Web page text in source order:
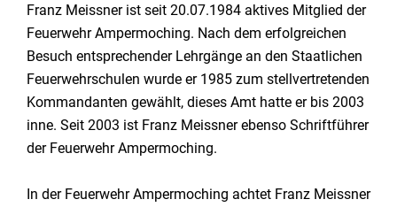
Franz Meissner ist seit 20.07.1984 aktives Mitglied der
Feuerwehr Ampermoching. Nach dem erfolgreichen
Besuch entsprechender Lehrgänge an den Staatlichen
Feuerwehrschulen wurde er 1985 zum stellvertretenden
Kommandanten gewählt, dieses Amt hatte er bis 2003
inne. Seit 2003 ist Franz Meissner ebenso Schriftführer
der Feuerwehr Ampermoching.
In der Feuerwehr Ampermoching achtet Franz Meissner